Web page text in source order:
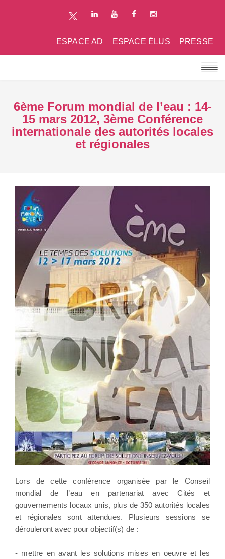
PRESSE
ESPACE ÉLUS
ESPACE AD
6ème Forum mondial de l’eau : 14-
15 mars 2012, 3ème Conférence
internationale des autorités locales
et régionales
Lors de cette conférence organisée par le Conseil
mondial de l’eau en partenariat avec Cités et
gouvernements locaux unis, plus de 350 autorités locales
et régionales sont attendues. Plusieurs sessions se
dérouleront avec pour objectif(s) de :
- mettre en avant les solutions mises en oeuvre et les